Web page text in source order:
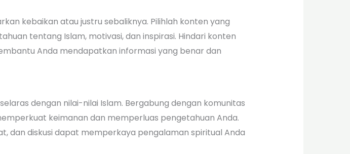
kebaikan atau justru sebaliknya. Pilihlah konten yang
tentang Islam, motivasi, dan inspirasi. Hindari konten
Anda mendapatkan informasi yang benar dan
dengan nilai-nilai Islam. Bergabung dengan komunitas
keimanan dan memperluas pengetahuan Anda.
dan diskusi dapat memperkaya pengalaman spiritual Anda